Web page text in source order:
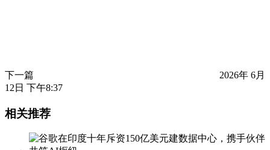
下一篇
2026年 6月
12日 下午8:37
相关推荐